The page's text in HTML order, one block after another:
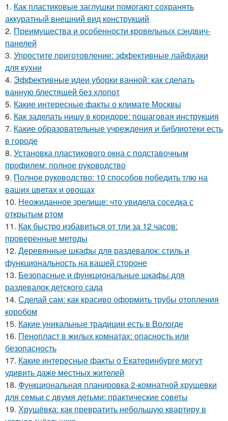
1. Как пластиковые заглушки помогают сохранять
аккуратный внешний вид конструкций
2. Преимущества и особенности кровельных сэндвич-
панелей
3. Упростите приготовление: эффективные лайфхаки
для кухни
4. Эффективные идеи уборки ванной: как сделать
ванную блестящей без хлопот
5. Какие интересные факты о климате Москвы
6. Как заделать нишу в коридоре: пошаговая инструкция
7. Какие образовательные учреждения и библиотеки есть
в городе
8. Установка пластикового окна с подставочным
профилем: полное руководство
9. Полное руководство: 10 способов победить тлю на
ваших цветах и овощах
10. Неожиданное зрелище: что увидела соседка с
открытым ртом
11. Как быстро избавиться от тли за 12 часов:
проверенные методы
12. Деревянные шкафы для раздевалок: стиль и
функциональность на вашей стороне
13. Безопасные и функциональные шкафы для
раздевалок детского сада
14. Сделай сам: как красиво оформить трубы отопления
коробом
15. Какие уникальные традиции есть в Вологде
16. Пенопласт в жилых комнатах: опасность или
безопасность
17. Какие интересные факты о Екатеринбурге могут
удивить даже местных жителей
18. Функциональная планировка 2-комнатной хрущевки
для семьи с двумя детьми: практические советы
19. Хрущёвка: как превратить небольшую квартиру в